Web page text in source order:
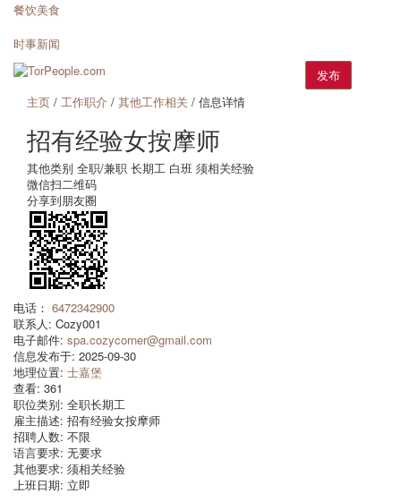
餐饮美食
时事新闻
发布
主页 / 工作职介 / 其他工作相关 / 信息详情
招有经验女按摩师
其他类别 全职/兼职 长期工 白班 须相关经验
微信扫二维码
分享到朋友圈
电话： 6472342900
联系人: Cozy001
电子邮件: spa.cozycorner@gmail.com
信息发布于: 2025-09-30
地理位置: 士嘉堡
查看: 361
职位类别: 全职长期工
雇主描述: 招有经验女按摩师
招聘人数: 不限
语言要求: 无要求
其他要求: 须相关经验
上班日期: 立即